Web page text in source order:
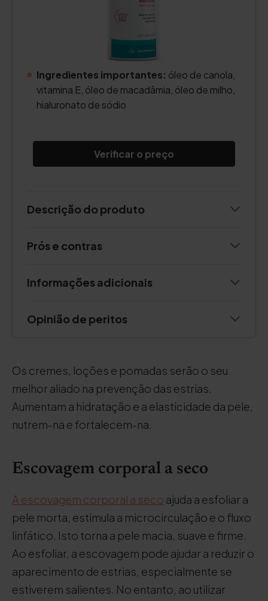
Ingredientes importantes: óleo de canola,
vitamina E, óleo de macadâmia, óleo de milho,
hialuronato de sódio
Verificar o preço
Descrição do produto
Prós e contras
Informações adicionais
Opinião de peritos
Os cremes, loções e pomadas serão o seu
melhor aliado na prevenção das estrias.
Aumentam a hidratação e a elasticidade da pele,
nutrem-na e fortalecem-na.
Escovagem corporal a seco
A escovagem corporal a seco ajuda a esfoliar a
pele morta, estimula a microcirculação e o fluxo
linfático. Isto torna a pele macia, suave e firme.
Ao esfoliar, a escovagem pode ajudar a reduzir o
aparecimento de estrias, especialmente se
estiverem salientes. No entanto, ao utilizar